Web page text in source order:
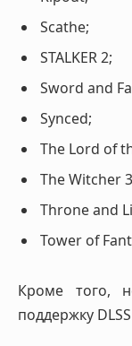
Scathe;
STALKER 2;
Sword and
Synced;
The Lord of
The Witcher
Throne and
Tower of
Кроме того,
поддержку